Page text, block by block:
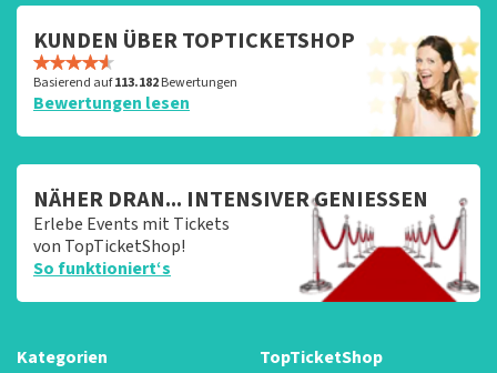
KUNDEN ÜBER TOPTICKETSHOP
Basierend auf113.182Bewertungen
Bewertungen lesen
NÄHER DRAN... INTENSIVER GENIESSEN
Erlebe Events mit Tickets
von TopTicketShop!
So funktioniert‘s
Kategorien
TopTicketShop